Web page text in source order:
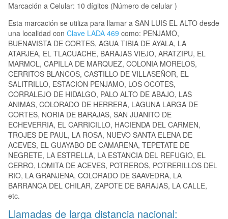
Marcación a Celular: 10 dígitos (Número de celular )
Esta marcación se utiliza para llamar a SAN LUIS EL ALTO desde
una localidad con Clave LADA 469 como: PENJAMO,
BUENAVISTA DE CORTES, AGUA TIBIA DE AYALA, LA
ATARJEA, EL TLACUACHE, BARAJAS VIEJO, ARATZIPU, EL
MARMOL, CAPILLA DE MARQUEZ, COLONIA MORELOS,
CERRITOS BLANCOS, CASTILLO DE VILLASEÑOR, EL
SALITRILLO, ESTACION PENJAMO, LOS OCOTES,
CORRALEJO DE HIDALGO, PALO ALTO DE ABAJO, LAS
ANIMAS, COLORADO DE HERRERA, LAGUNA LARGA DE
CORTES, NORIA DE BARAJAS, SAN JUANITO DE
ECHEVERRIA, EL CARRICILLO, HACIENDA DEL CARMEN,
TROJES DE PAUL, LA ROSA, NUEVO SANTA ELENA DE
ACEVES, EL GUAYABO DE CAMARENA, TEPETATE DE
NEGRETE, LA ESTRELLA, LA ESTANCIA DEL REFUGIO, EL
CERRO, LOMITA DE ACEVES, POTREROS, POTRERILLOS DEL
RIO, LA GRANJENA, COLORADO DE SAAVEDRA, LA
BARRANCA DEL CHILAR, ZAPOTE DE BARAJAS, LA CALLE,
etc.
Llamadas de larga distancia nacional: